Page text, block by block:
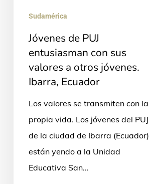
valores
otros
jóvenes.
Ibarra,
Sudamérica
Jóvenes de PUJ
entusiasman con sus
valores a otros jóvenes.
Ibarra, Ecuador
Los valores se transmiten con la
propia vida. Los jóvenes del PUJ
de la ciudad de Ibarra (Ecuador)
están yendo a la Unidad
Educativa San…